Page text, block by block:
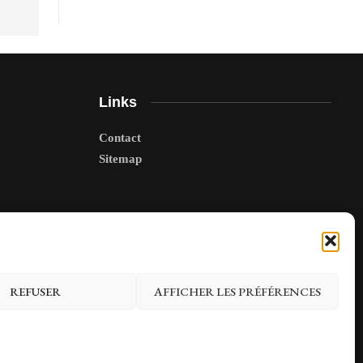
REFUSER AFFICHER LES PRÉFÉRENCES
Links
Contact
Sitemap